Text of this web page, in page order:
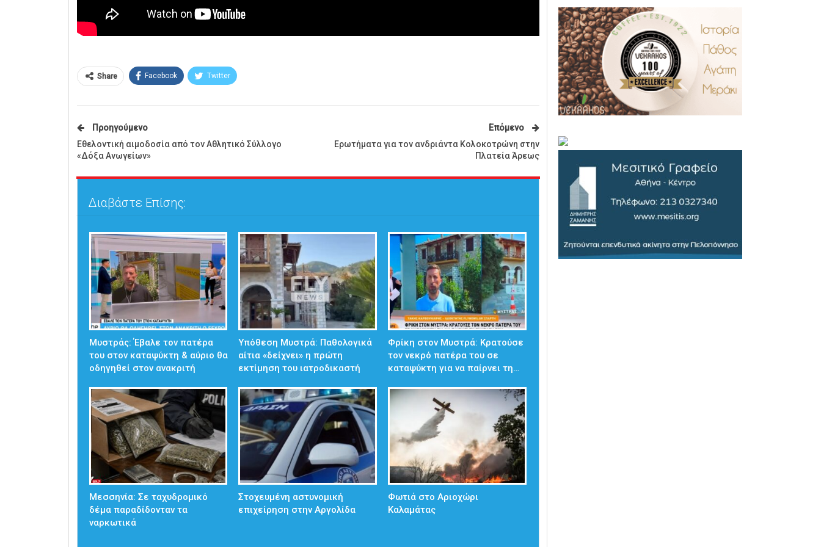
Share Facebook Twitter
Προηγούμενο
Εθελοντική αιμοδοσία από τον Αθλητικό Σύλλογο
«Δόξα Ανωγείων»
Επόμενο
Ερωτήματα για τον ανδριάντα Κολοκοτρώνη στην
Πλατεία Άρεως
Διαβάστε Επίσης:
Μυστράς: Έβαλε τον πατέρα
του στον καταψύκτη & αύριο θα
οδηγηθεί στον ανακριτή
Υπόθεση Μυστρά: Παθολογικά
αίτια «δείχνει» η πρώτη
εκτίμηση του ιατροδικαστή
Φρίκη στον Μυστρά: Κρατούσε
τον νεκρό πατέρα του σε
καταψύκτη για να παίρνει τη…
Μεσσηνία: Σε ταχυδρομικό
δέμα παραδίδονταν τα
ναρκωτικά
Στοχευμένη αστυνομική
επιχείρηση στην Αργολίδα
Φωτιά στο Αριοχώρι
Καλαμάτας